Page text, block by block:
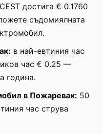
достига € 0.1760
съдомиялната
в най-евтиния час
час € 0.25 —
година.
в Пожаревак: 50
час струва